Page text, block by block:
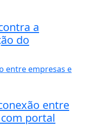
a
do
entre
portal